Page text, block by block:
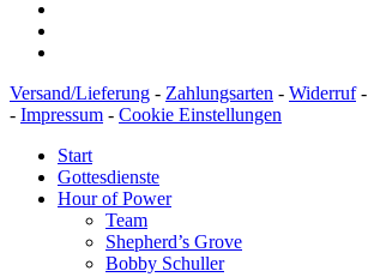
Versand/Lieferung - Zahlungsarten - Widerruf-
- Impressum - Cookie Einstellungen
Start
Gottesdienste
Hour of Power
Team
Shepherd’s Grove
Bobby Schuller